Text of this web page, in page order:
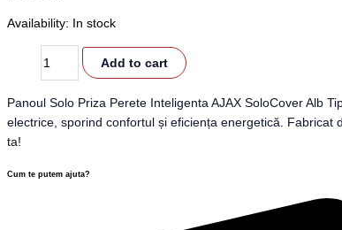
Availability: In stock
Add to cart
Panoul Solo Priza Perete Inteligenta AJAX SoloCover Alb
electrice, sporind confortul și eficiența energetică.
ta!
Cum te putem ajuta?